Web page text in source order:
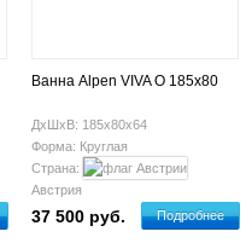
Ванна Alpen VIVA O 185x80
ДхШхВ: 185х80х64
Форма: Круглая
Страна:
Австрия
37 500 руб. Подробнее